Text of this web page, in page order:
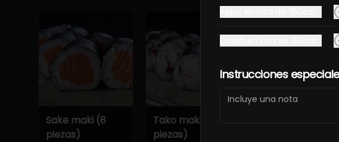
Sake maki (8
piezas)
Tako maki (8
piezas)
Instrucciones